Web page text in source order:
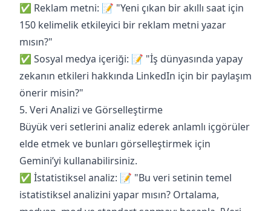
✅ Reklam metni: 📝 "Yeni çıkan bir akıllı saat için
150 kelimelik etkileyici bir reklam metni yazar
mısın?"
✅ Sosyal medya içeriği: 📝 "İş dünyasında yapay
zekanın etkileri hakkında LinkedIn için bir paylaşım
önerir misin?"
5. Veri Analizi ve Görselleştirme
Büyük veri setlerini analiz ederek anlamlı içgörüler
elde etmek ve bunları görselleştirmek için
Gemini’yi kullanabilirsiniz.
✅ İstatistiksel analiz: 📝 "Bu veri setinin temel
istatistiksel analizini yapar mısın? Ortalama,